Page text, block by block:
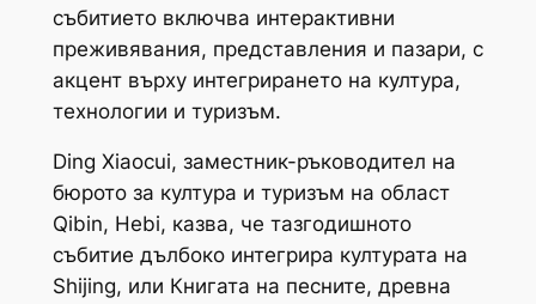
събитието включва интерактивни
преживявания, представления и пазари, с
акцент върху интегрирането на култура,
технологии и туризъм.
Ding Xiaocui, заместник-ръководител на
бюрото за култура и туризъм на област
Qibin, Hebi, казва, че тазгодишното
събитие дълбоко интегрира културата на
Shijing, или Книгата на песните, древна